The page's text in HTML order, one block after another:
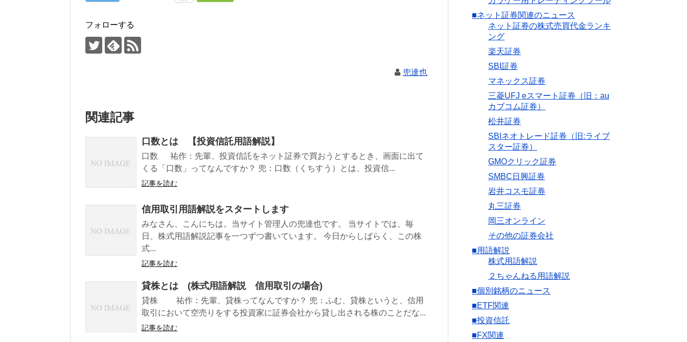
フォローする
兜達也
関連記事
口数とは 【投資信託用語解説】
口数 祐作：先輩、投資信託をネット証券で買おうとするとき、画面に出て
くる「口数」ってなんですか？ 兜：口数（くちすう）とは、投資信...
記事を読む
信用取引用語解説をスタートします
みなさん、こんにちは。当サイト管理人の兜達也です。 当サイトでは、毎
日、株式用語解説記事を一つずつ書いています。 今日からしばらく、この株
式...
記事を読む
貸株とは (株式用語解説 信用取引の場合)
貸株 祐作：先輩、貸株ってなんですか？ 兜：ふむ、貸株というと、信用
取引において空売りをする投資家に証券会社から貸し出される株のことだな...
記事を読む
■ネット証券関連のニュース
ネット証券の株式売買代金ランキ
ング
楽天証券
SBI証券
マネックス証券
三菱UFJ eスマート証券（旧：au
カブコム証券）
松井証券
SBIネオトレード証券（旧:ライブ
スター証券）
GMOクリック証券
SMBC日興証券
岩井コスモ証券
丸三証券
岡三オンライン
その他の証券会社
■用語解説
株式用語解説
２ちゃんねる用語解説
■個別銘柄のニュース
■ETF関連
■投資信託
■FX関連